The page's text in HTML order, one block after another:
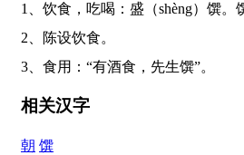
1、饮食，吃喝：盛（shèng）馔。
2、陈设饮食。
3、食用：“有酒食，先生馔”。
相关汉字
朝 馔